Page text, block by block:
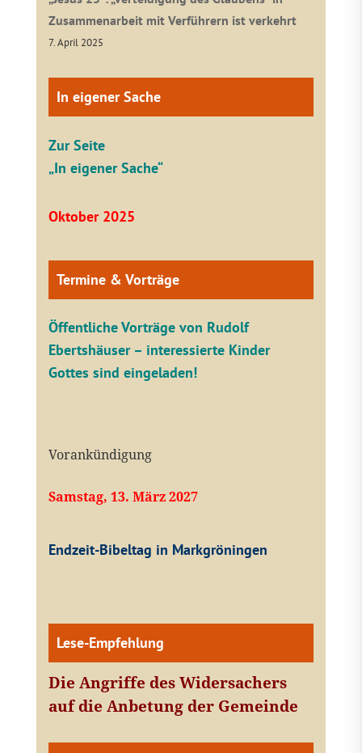
Zusammenarbeit mit Verführern ist verkehrt
7. April 2025
In eigener Sache
Zur Seite
„In eigener Sache“
Oktober 2025
Termine & Vorträge
Öffentliche Vorträge von Rudolf
Ebertshäuser – interessierte Kinder
Gottes sind eingeladen!
Vorankündigung
Samstag, 13. März 2027
Endzeit-Bibeltag in Markgröningen
Lese-Empfehlung
Die Angriffe des Widersachers
auf die Anbetung der Gemeinde